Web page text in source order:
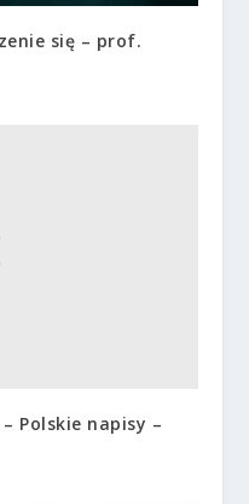
się – prof.
Polskie napisy –